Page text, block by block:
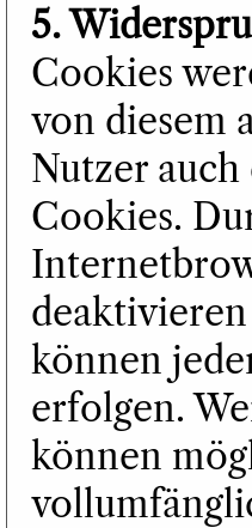
5.
Cookies
von diesem
Nutzer
Cookies.
können
erfolgen.
können